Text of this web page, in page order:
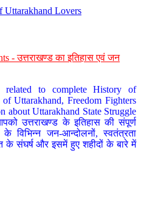
Uttarakhand Lovers
- उत्तराखण्ड का इतिहास एवं जन
to complete History of
Uttarakhand, Freedom Fighters
about Uttarakhand State Struggle
उत्तराखण्ड के इतिहास की संपूर्ण
विभिन्न जन-आन्दोलनों, स्वतंत्रता
के संघर्ष और इसमें हुए शहीदों के बारे में